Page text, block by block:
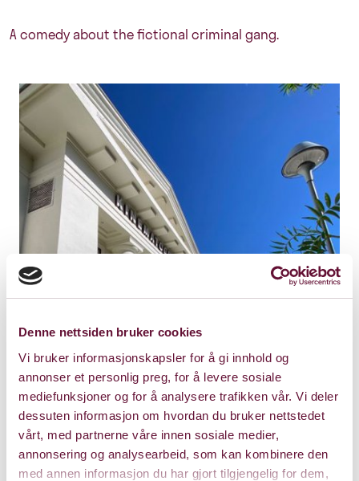
Denne nettsiden bruker cookies
Vi bruker informasjonskapsler for å gi innhold og
annonser et personlig preg, for å levere sosiale
mediefunksjoner og for å analysere trafikken vår. Vi deler
dessuten informasjon om hvordan du bruker nettstedet
vårt, med partnerne våre innen sosiale medier,
annonsering og analysearbeid, som kan kombinere den
med annen informasjon du har gjort tilgjengelig for dem,
A comedy about the fictional criminal gang.